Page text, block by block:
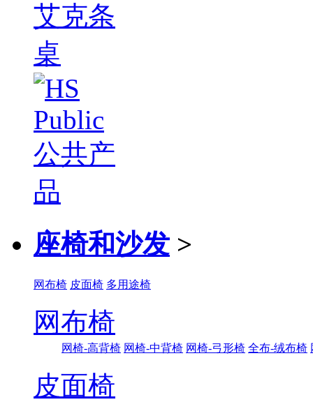
座椅和沙发 >
网布椅 皮面椅 多用途椅
网布椅
网椅-高背椅 网椅-中背椅 网椅-弓形椅 全布-绒布椅
皮面椅